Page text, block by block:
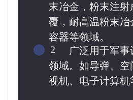
末冶金，粉末注
覆，耐高温粉末
容器等领域。
2
广泛用于军
领域。如导弹、
视机、电子计算机